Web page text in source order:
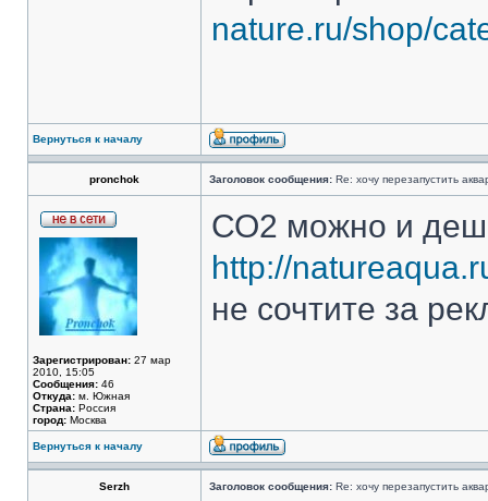
nature.ru/shop/
Вернуться к началу
pronchok Заголовок сообщения: Re: хочу перезапустить
Зарегистрирован: 27 мар
2010, 15:05
Сообщения: 46
Откуда: м. Южная
Страна: Россия
город: Москва
СО2 можно и
http://
не сочтите за
Вернуться к началу
Serzh Заголовок сообщения: Re: хочу перезапустить